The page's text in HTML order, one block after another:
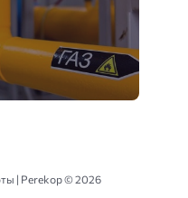
| Perekop ©2026